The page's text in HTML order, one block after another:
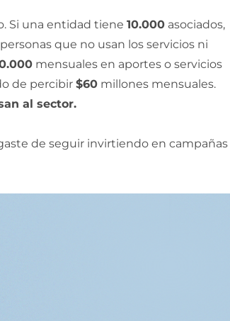
Si una entidad tiene 10.000asociados,
que no usan los servicios ni
mensuales en aportes o servicios
de percibir $60millones mensuales.
al sector.
de seguir invirtiendo en campañas